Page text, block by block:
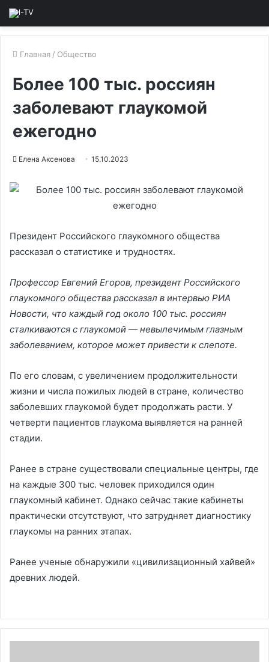
Главная / Общество
Более 100 тыс. россиян
заболевают глаукомой
ежегодно
Елена Аксенова 15.10.2023
Президент Российского глаукомного общества
рассказал о статистике и трудностях.
Профессор Евгений Егоров, президент Российского
глаукомного общества рассказал в интервью РИА
Новости, что каждый год около 100 тыс. россиян
сталкиваются с глаукомой — невылечимым глазным
заболеванием, которое может привести к слепоте.
По его словам, с увеличением продолжительности
жизни и числа пожилых людей в стране, количество
заболевших глаукомой будет продолжать расти. У
четверти пациентов глаукома выявляется на ранней
стадии.
Ранее в стране существовали специальные центры, где
на каждые 300 тыс. человек приходился один
глаукомный кабинет. Однако сейчас такие кабинеты
практически отсутствуют, что затрудняет диагностику
глаукомы на ранних этапах.
Ранее ученые обнаружили «цивилизационный хайвей»
древних людей.